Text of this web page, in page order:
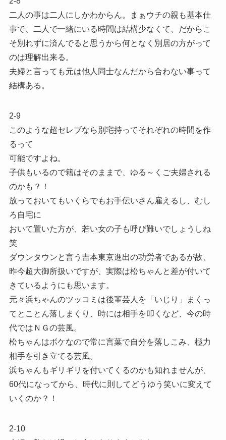
二人の事は二人にしかわからん。まぁウチの親も基本仕
事で、二人で一緒にいる時間は結構少なくて、だからこ
そ別れずに済んでると思うから何となく別居の方がって
のは理解出来る。
夫婦と言っても元は他人同士なんだから合わない事って
結構ある。
2-9
このような超セレブなら別宅持ってそれぞれの時間を作
るって
可能ですよね。
子供もいるので籍はそのままで、ゆる～くご夫婦される
のかも？！
放っておいてもいくらでもお手伝いさん雇えるし、むし
ろ自宅に
おいて置いた方が、若い女の子も呼び難いでしょうしね
笑
ダウンタウンと言う吉本東京進出の功労者であるが故、
昨今超大御所扱いですが、実際は松ちゃんと差が付いて
きているようにも思います。
元々浜ちゃんのツッコミは後輩芸人を「いじり」まくっ
てとことん落しまくり、時には相手を叩くなど、今の時
代ではＮＧの芸風。
松ちゃんはボケなので常に言葉で自分を落しこみ、極力
相手を引き立てる芸風。
浜ちゃんもギリギリを付いてくるのかも知れませんが、
60代になってから、時代に則してどうゆう笑いに変えて
いくのか？！
2-10